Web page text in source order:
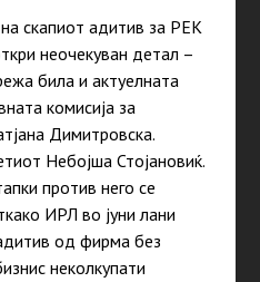
скапиот адитив за РЕК
неочекуван детал –
била и актуелната
комисија за
Димитровска.
Небојша Стојановиќ.
против него се
ИРЛ во јуни лани
од фирма без
неколкупати